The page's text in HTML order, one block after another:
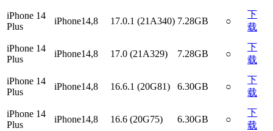
iPhone 14
Plus
iPhone14,8 17.0.1 (21A340) 7.28GB ○
下
载
iPhone 14
Plus
iPhone14,8 17.0 (21A329) 7.28GB ○
下
载
iPhone 14
Plus
iPhone14,8 16.6.1 (20G81) 6.30GB ○
下
载
iPhone 14
Plus
iPhone14,8 16.6 (20G75) 6.30GB ○
下
载